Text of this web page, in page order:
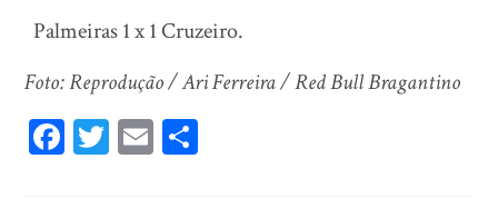
Palmeiras 1 x 1 Cruzeiro.
Foto: Reprodução / Ari Ferreira / Red Bull Bragantino
Fa T E